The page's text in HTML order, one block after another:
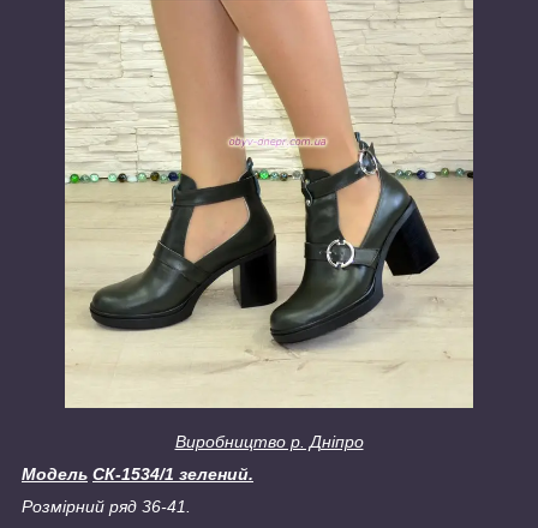
Виробництво р. Дніпро
Модель СК-1534/1 зелений.
Розмірний ряд 36-41.